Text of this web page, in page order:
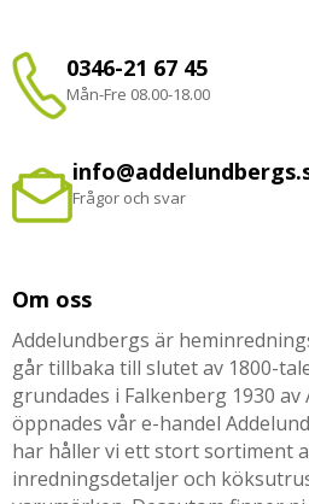
0346-21 67 45
Mån-Fre 08.00-18.00
Frågor och svar
Om oss
Addelundbergs är
går tillbaka till slutet av 1800-
grundades i Falkenberg 1930 av
öppnades vår e-handel
har håller vi ett stort sortiment
inredningsdetaljer och